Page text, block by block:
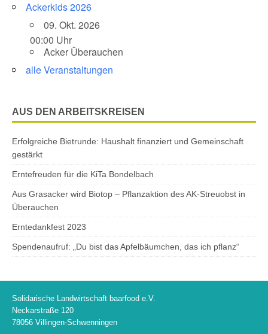
Ackerkids 2026
09. Okt. 2026
00:00 Uhr
Acker Überauchen
alle Veranstaltungen
AUS DEN ARBEITSKREISEN
Erfolgreiche Bietrunde: Haushalt finanziert und Gemeinschaft
gestärkt
Erntefreuden für die KiTa Bondelbach
Aus Grasacker wird Biotop – Pflanzaktion des AK-Streuobst in
Überauchen
Erntedankfest 2023
Spendenaufruf: „Du bist das Apfelbäumchen, das ich pflanz“
Solidarische Landwirtschaft baarfood e.V.
Neckarstraße 120
78056 Villingen-Schwenningen